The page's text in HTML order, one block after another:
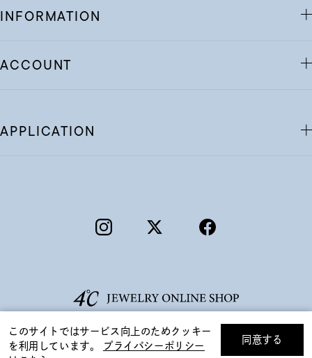
INFORMATION
ACCOUNT
APPLICATION
このサイトではサービス向上のためクッキー
を利用しています。
プライバシーポリシー
同意する